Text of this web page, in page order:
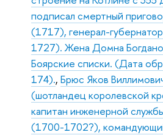
подписал смертный
(1717), генерал-
1727). Жена Домна
Боярские списки. (Дата
174).,Брюс Яков
(шотландец королевской
капитан инженерной
(1700-1702?), командующий